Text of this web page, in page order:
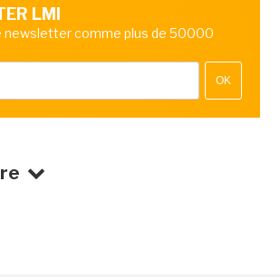
LMI
newsletter comme plus de 50000
OK